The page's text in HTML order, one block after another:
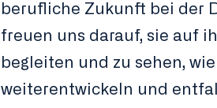
berufliche Zukunft bei der
freuen uns darauf, sie auf
begleiten und zu sehen,
weiterentwickeln und